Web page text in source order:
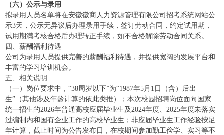
（六）公示与录用
拟录用人员名单将在安徽徽商人力资源管理有限公司招考系统网站公
示3天，公示无异议后办理录用手续，签订劳动合同，约定试用期，
试用期满考核合格后办理转正手续，如不合格解除劳动合同关系。
四、薪酬福利待遇
公司为录用人员提供完善的薪酬福利待遇，并提供宽阔的发展平台和
丰富的学习培训机会。
五、相关说明
（一）岗位要求中，“38周岁以下”为“1987年5月1日（含）后出
生”（其他涉及年龄计算的依此类推）；本次校园招聘岗位面向国家
统一招生的2026年普通高校应届毕业生及2024年度、2025年度未落实
过编制内和国有企业工作的高校毕业生；非应届毕业生工作经验按足
年计算，截止时间为公告发布日，在校期间参加勤工俭学、实习等不